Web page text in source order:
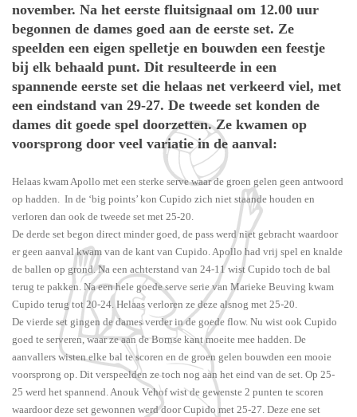
november. Na het eerste fluitsignaal om 12.00 uur
begonnen de dames goed aan de eerste set. Ze
speelden een eigen spelletje en bouwden een feestje
bij elk behaald punt. Dit resulteerde in een
spannende eerste set die helaas net verkeerd viel, met
een eindstand van 29-27. De tweede set konden de
dames dit goede spel doorzetten. Ze kwamen op
voorsprong door veel variatie in de aanval:
Helaas kwam Apollo met een sterke serve waar de groen gelen geen antwoord
op hadden. In de ‘big points’ kon Cupido zich niet staande houden en
verloren dan ook de tweede set met 25-20.
De derde set begon direct minder goed, de pass werd niet gebracht waardoor
er geen aanval kwam van de kant van Cupido. Apollo had vrij spel en knalde
de ballen op grond. Na een achterstand van 24-11 wist Cupido toch de bal
terug te pakken. Na een hele goede serve serie van Marieke Beuving kwam
Cupido terug tot 20-24. Helaas verloren ze deze alsnog met 25-20.
De vierde set gingen de dames verder in de goede flow. Nu wist ook Cupido
goed te serveren, waar ze aan de Bornse kant moeite mee hadden. De
aanvallers wisten elke bal te scoren en de groen gelen bouwden een mooie
voorsprong op. Dit verspeelden ze toch nog aan het eind van de set. Op 25-
25 werd het spannend. Anouk Vehof wist de gewenste 2 punten te scoren
waardoor deze set gewonnen werd door Cupido met 25-27. Deze ene set